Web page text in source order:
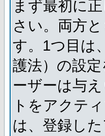
まず最初に
さい。両方
す。1つ目は
護法）の設
ーザーは与
トをアクテ
は、登録し